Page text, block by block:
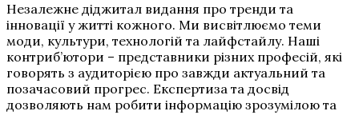
Незалежне діджитал видання про тренди та
інновації у житті кожного. Ми висвітлюємо теми
моди, культури, технологій та лайфстайлу. Наші
контриб’ютори – представники різних професій, які
говорять з аудиторією про завжди актуальний та
позачасовий прогрес. Експертиза та досвід
дозволяють нам робити інформацію зрозумілою та